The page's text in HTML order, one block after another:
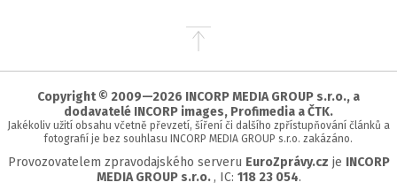
Přejít
stránky
Copyright © 2009—2026 INCORP MEDIA GROUP s.r.o., a
dodavatelé INCORP images, Profimedia a ČTK.
Jakékoliv užití obsahu včetně převzetí, šíření či dalšího zpřístupňování článků a
fotografií je bez souhlasu INCORP MEDIA GROUP s.r.o. zakázáno.
Provozovatelem zpravodajského serveru EuroZprávy.cz je INCORP
MEDIA GROUP s.r.o. , IC: 118 23 054.